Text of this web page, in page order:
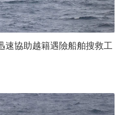
速協助越籍遇險船舶搜救工